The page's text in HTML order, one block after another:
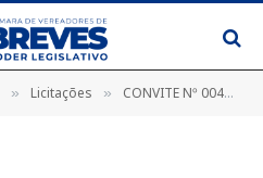
» Licitações » CONVITE Nº 004/2017-CC/CPL/CMB